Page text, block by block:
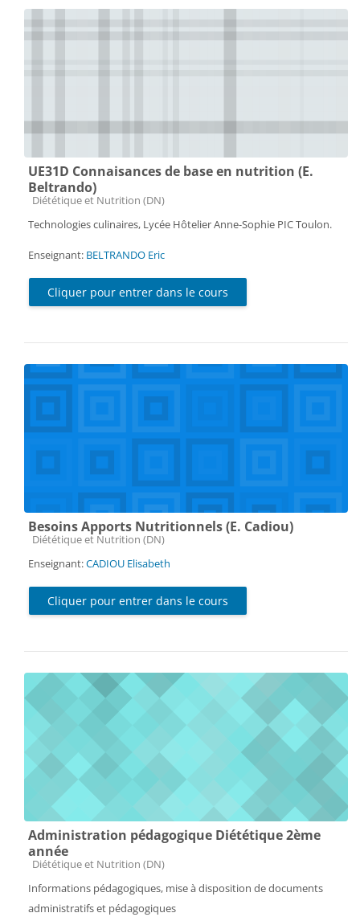
UE31D Connaisances de base en nutrition (E.
Beltrando)
Catégorie de cours
Diététique et Nutrition (DN)
Technologies culinaires, Lycée Hôtelier Anne-Sophie PIC Toulon.
Enseignant: BELTRANDO Eric
Cliquer pour entrer dans le cours
Besoins Apports Nutritionnels (E. Cadiou)
Catégorie de cours
Diététique et Nutrition (DN)
Enseignant:CADIOU Elisabeth
Cliquer pour entrer dans le cours
Administration pédagogique Diététique 2ème
année
Catégorie de cours
Diététique et Nutrition (DN)
Informations pédagogiques, mise à disposition de documents
administratifs et pédagogiques